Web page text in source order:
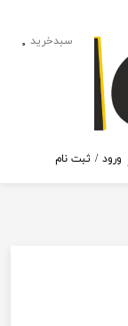
ورود / ثبت نام
۰ سبدخرید